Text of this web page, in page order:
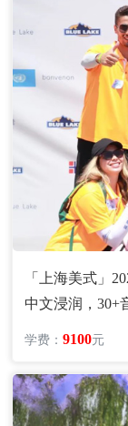
「上海美式」
中文浸润，30+
学费：9100元